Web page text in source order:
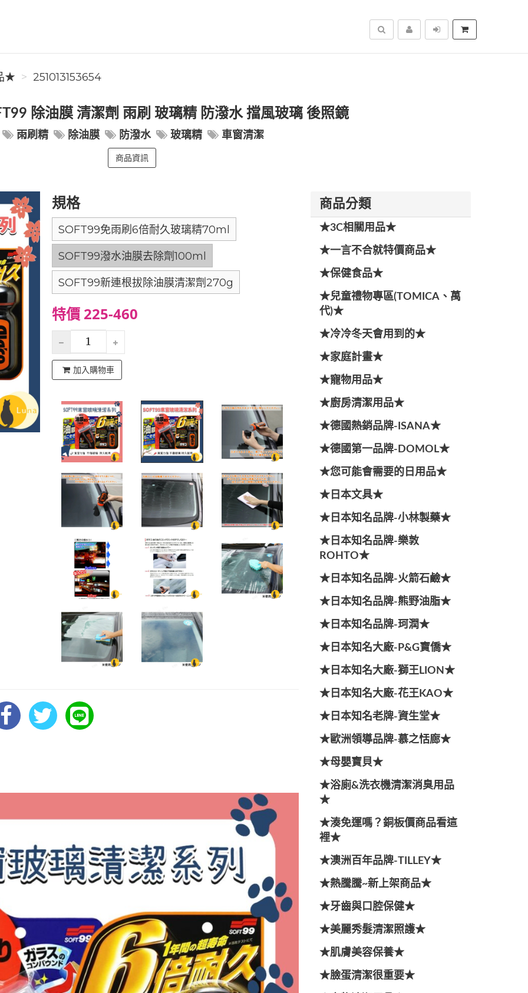
搜尋
★ 251013153654
除油膜 清潔劑 雨刷 玻璃精 防潑水 擋風玻璃 後照鏡
雨刷精 除油膜 防潑水 玻璃精 車窗清潔
商品資訊
規格
SOFT99免雨刷6倍耐久玻璃精70ml
SOFT99潑水油膜去除劑100ml
SOFT99新連根拔除油膜清潔劑270g
特價 225-460
加入購物車
商品分類
★3C相關用品★
★一言不合就特價商品★
★保健食品★
★兒童禮物專區(TOMICA、萬
代)★
★冷冷冬天會用到的★
★家庭計畫★
★寵物用品★
★廚房清潔用品★
★德國熱銷品牌-ISANA★
★德國第一品牌-DOMOL★
★您可能會需要的日用品★
★日本文具★
★日本知名品牌-小林製藥★
★日本知名品牌-樂敦
ROHTO★
★日本知名品牌-火箭石鹼★
★日本知名品牌-熊野油脂★
★日本知名品牌-珂潤★
★日本知名大廠-P&G寶僑★
★日本知名大廠-獅王LION★
★日本知名大廠-花王KAO★
★日本知名老牌-資生堂★
★歐洲領導品牌-慕之恬廊★
★母嬰寶貝★
★浴廁&洗衣機清潔消臭用品
★
★湊免運嗎？銅板價商品看這
裡★
★澳洲百年品牌-TILLEY★
★熱騰騰~新上架商品★
★牙齒與口腔保健★
★美麗秀髮清潔照護★
★肌膚美容保養★
★臉蛋清潔很重要★